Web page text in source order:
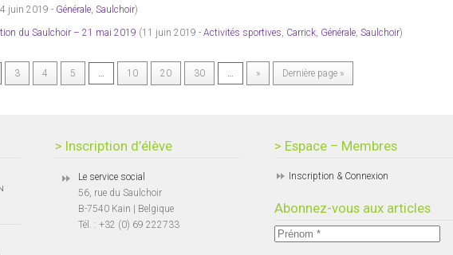
juin 2019 - Générale, Saulchoir)
du Saulchoir – 21 mai 2019 (11 juin 2019 - Activités sportives, Carrick, Générale, Saulchoir)
3 4 5 … 10 20 30 … » Dernière page »
> Inscription d’élève
Le service social
56, rue du Saulchoir
B-7540 Kain | Belgique
Tél. : +32 (0) 69 222733
> Espace – Membres
Inscription & Connexion
Abonnez-vous aux articles